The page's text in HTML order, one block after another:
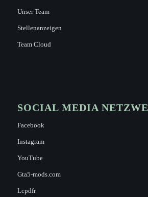
Unser Team
Stellenanzeigen
Team Cloud
SOCIAL MEDIA
Facebook
Instagram
YouTube
Gta5-mods.com
Lcpdfr